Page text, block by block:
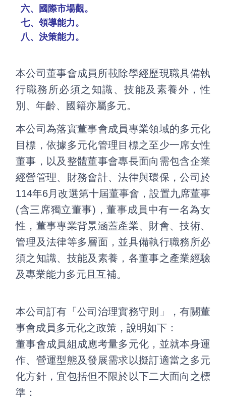
六、國際市場觀。
七、領導能力。
八、決策能力。
本公司董事會成員所載除學經歷現職具備執
行職務所必須之知識、技能及素養外，性
別、年齡、國籍亦屬多元。
本公司為落實董事會成員專業領域的多元化
目標，依據多元化管理目標之至少一席女性
董事，以及整體董事會專長面向需包含企業
經營管理、財務會計、法律與環保，公司於
114年6月改選第十屆董事會，設置九席董事
(含三席獨立董事)，董事成員中有一名為女
性，董事專業背景涵蓋產業、財會、技術、
管理及法律等多層面，並具備執行職務所必
須之知識、技能及素養，各董事之產業經驗
及專業能力多元且互補。
本公司訂有「公司治理實務守則」，有關董
事會成員多元化之政策，說明如下：
董事會成員組成應考量多元化，並就本身運
作、營運型態及發展需求以擬訂適當之多元
化方針，宜包括但不限於以下二大面向之標
準：